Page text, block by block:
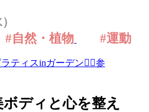
#自然・植物 #運動
ディと心を整え